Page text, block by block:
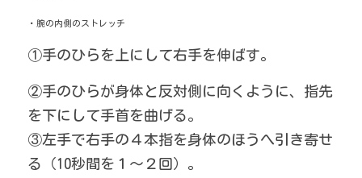
・腕の内側のストレッチ
①手のひらを上にして右手を伸ばす。
②手のひらが身体と反対側に向くように、指先
を下にして手首を曲げる。
③左手で右手の４本指を身体のほうへ引き寄せ
る（10秒間を１～２回）。